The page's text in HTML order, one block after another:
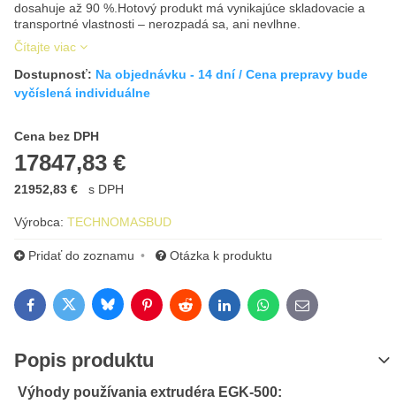
dosahuje až 90 %.Hotový produkt má vynikajúce skladovacie a
transportné vlastnosti – nerozpadá sa, ani nevlhne.
Čítajte viac
Dostupnosť: Na objednávku - 14 dní / Cena prepravy bude
vyčíslená individuálne
Cena bez DPH
17847,83 €
Cena s DPH
21952,83 € s DPH
Výrobca: TECHNOMASBUD
Pridať do zoznamu Otázka k produktu
FacebookTwitterBlueskyPinterestRedditLinkedInWhatsApp
E-mail
Popis produktu
Výhody používania extrudéra EGK-500: